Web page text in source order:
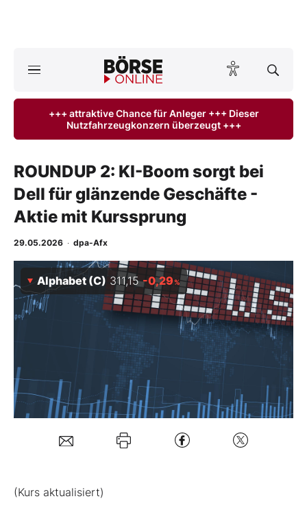
ktuelle Ausgabe BÖRSE ONLINE lesen
Finanz-Check
BO-Musterdepots
Experten
Mein Konto
+++ attraktive Chance für Anleger +++ Dieser
Nutzfahrzeugkonzern überzeugt +++
ROUNDUP 2: KI-Boom sorgt bei
Dell für glänzende Geschäfte -
Aktie mit Kurssprung
29.05.2026 · dpa-Afx
Alphabet (C) 311,15 -0,29%
(Kurs aktualisiert)